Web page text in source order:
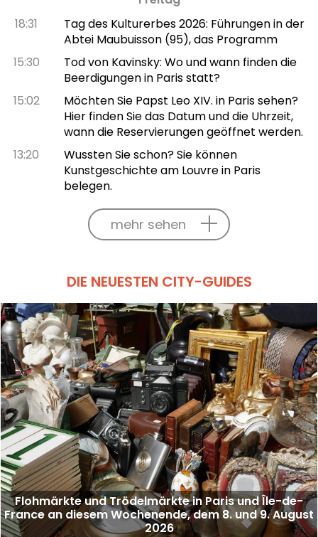
18:31
Tag des Kulturerbes 2026: Führungen in der
Abtei Maubuisson (95), das Programm
15:30
Tod von Kavinsky: Wo und wann finden die
Beerdigungen in Paris statt?
15:02
Möchten Sie Papst Leo XIV. in Paris sehen?
Hier finden Sie das Datum und die Uhrzeit,
wann die Reservierungen geöffnet werden.
13:20
Wussten Sie schon? Sie können
Kunstgeschichte am Louvre in Paris
belegen.
mehr sehen
DIE NEUESTEN CITY-GUIDES
Flohmärkte und Trödelmärkte in Paris und Île-de-
France an diesem Wochenende, dem 8. und 9. August
2026